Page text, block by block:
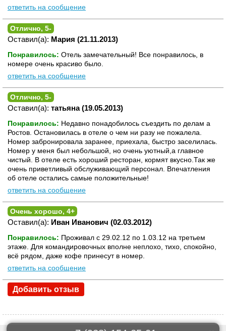
ответить на сообщение
Отлично, 5-
Оставил(а): Мария (21.11.2013)
Понравилось: Отель замечательный! Все понравилось, в
номере очень красиво было.
ответить на сообщение
Отлично, 5-
Оставил(а): татьяна (19.05.2013)
Понравилось: Недавно понадобилось съездить по делам а
Ростов. Остановилась в отеле о чем ни разу не пожалела.
Номер забронировала заранее, приехала, быстро заселилась.
Номер у меня был небольшой, но очень уютный,а главное
чистый. В отеле есть хороший ресторан, кормят вкусно.Так же
очень приветливый обслуживающий персонал. Впечатления
об отеле остались самые положительные!
ответить на сообщение
Очень хорошо, 4+
Оставил(а): Иван Иванович (02.03.2012)
Понравилось: Проживал с 29.02.12 по 1.03.12 на третьем
этаже. Для командировочных вполне неплохо, тихо, спокойно,
всё рядом, даже кофе принесут в номер.
ответить на сообщение
Добавить отзыв
x
+7 (928) 154-25-01